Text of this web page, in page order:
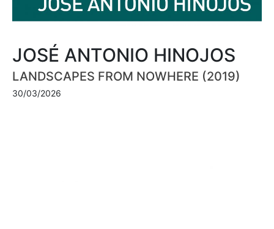
JOSÉ ANTONIO HINOJOS
LANDSCAPES FROM NOWHERE (2019)
30/03/2026